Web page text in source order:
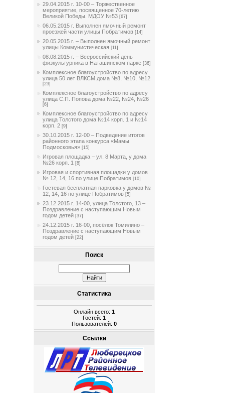
29.04.2015 г. 10-00 – Торжественное
мероприятие, посвященное 70-летию
Великой Победы. МДОУ №53 [67]
06.05.2015 г. Выполнен ямочный ремонт
проезжей части улицы Побратимов [14]
20.05.2015 г. – Выполнен ямочный ремонт
улицы Коммунистическая [11]
08.08.2015 г. – Всероссийский день
физкультурника в Наташинском парке [36]
Комплексное благоустройство по адресу
улица 50 лет ВЛКСМ дома №8, №10, №12
[23]
Комплексное благоустройство по адресу
улица С.П. Попова дома №22, №24, №26
[6]
Комплексное благоустройство по адресу
улица Толстого дома №14 корп. 1 и №14
корп. 2 [9]
30.10.2015 г. 12-00 – Подведение итогов
районного этапа конкурса «Мамы
Подмосковья» [15]
Игровая площадка – ул. 8 Марта, у дома
№26 корп. 1 [8]
Игровая и спортивная площадки у домов
№ 12, 14, 16 по улице Побратимов [10]
Гостевая бесплатная парковка у домов №
12, 14, 16 по улице Побратимов [5]
23.12.2015 г. 14-00, улица Толстого, 13 –
Поздравление с наступающим Новым
годом детей [37]
24.12.2015 г. 16-00, посёлок Томилино –
Поздравление с наступающим Новым
годом детей [22]
Поиск
Статистика
Онлайн всего:1
Гостей:1
Пользователей:0
Ссылки